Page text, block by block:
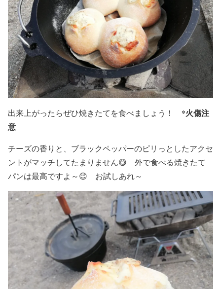
出来上がったらぜひ焼きたてを食べましょう！ *火傷注
意
チーズの香りと、ブラックペッパーのピリっとしたアクセ
ントがマッチしてたまりません😋 外で食べる焼きたて
パンは最高ですよ～😉 お試しあれ～